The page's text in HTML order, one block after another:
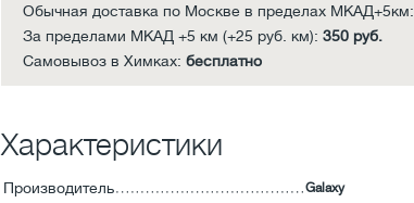
Обычная доставка по Москве в пределах МКАД+5км:
За пределами МКАД +5 км (+25 руб. км): 350 руб.
Самовывоз в Химках: бесплатно
Характеристики
Производитель Galaxy